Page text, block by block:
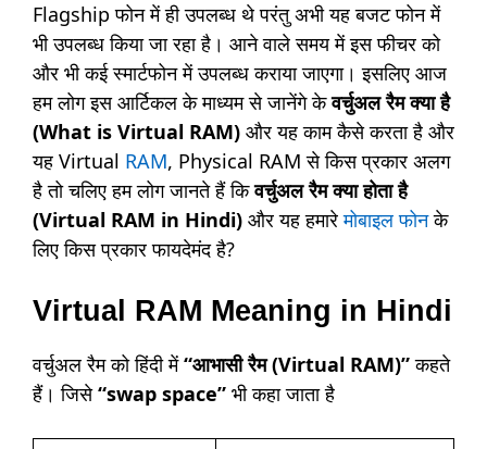
Flagship फोन में ही उपलब्ध थे परंतु अभी यह बजट फोन में
भी उपलब्ध किया जा रहा है। आने वाले समय में इस फीचर को
और भी कई स्मार्टफोन में उपलब्ध कराया जाएगा। इसलिए आज
हम लोग इस आर्टिकल के माध्यम से जानेंगे केवर्चुअल रैम क्या है
(What is Virtual RAM) और यह काम कैसे करता है और
यह Virtual RAM, Physical RAM से किस प्रकार अलग
है तो चलिए हम लोग जानते हैं किवर्चुअल रैम क्या होता है
(Virtual RAM in Hindi) और यह हमारेमोबाइल फोनके
लिए किस प्रकार फायदेमंद है?
Virtual RAM Meaning in Hindi
वर्चुअल रैम को हिंदी में“आभासी रैम (Virtual RAM)”कहते
हैं। जिसे“swap space” भी कहा जाता है